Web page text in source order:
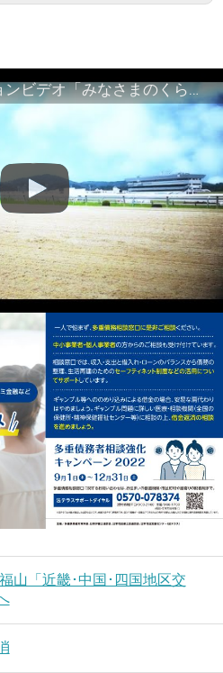
地方競馬プロモーションビデオ「みなさまのくらしのために」30秒篇｜NAR公式
山「近畿･中国･四国地区交